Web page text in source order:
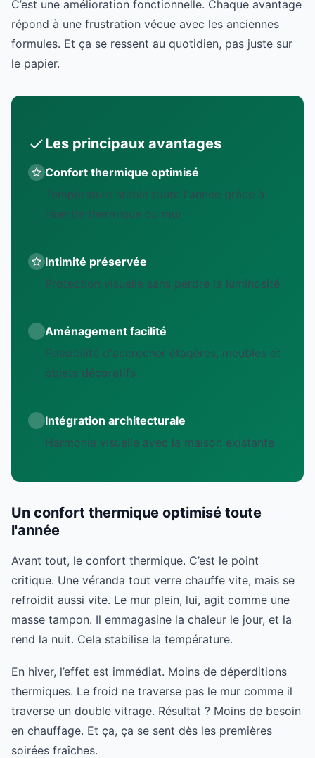
C’est une amélioration fonctionnelle. Chaque avantage
répond à une frustration vécue avec les anciennes
formules. Et ça se ressent au quotidien, pas juste sur
le papier.
Les principaux avantages
Confort thermique optimisé
Température stable toute l'année grâce à
l'inertie thermique du mur
Intimité préservée
Protection visuelle sans perdre la luminosité
Aménagement facilité
Possibilité d'accrocher étagères, meubles et
objets décoratifs
Intégration architecturale
Harmonie visuelle avec la maison existante
Un confort thermique optimisé toute
l'année
Avant tout, le confort thermique. C’est le point
critique. Une véranda tout verre chauffe vite, mais se
refroidit aussi vite. Le mur plein, lui, agit comme une
masse tampon. Il emmagasine la chaleur le jour, et la
rend la nuit. Cela stabilise la température.
En hiver, l’effet est immédiat. Moins de déperditions
thermiques. Le froid ne traverse pas le mur comme il
traverse un double vitrage. Résultat ? Moins de besoin
en chauffage. Et ça, ça se sent dès les premières
soirées fraîches.